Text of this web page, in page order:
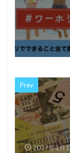
Prev
2019年1月